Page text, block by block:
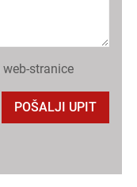
web-stranice
POŠALJI UPIT